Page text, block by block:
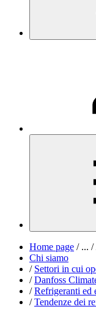
Home page /... /
Chi siamo
/ Settori in cui
/ Danfoss
/ Refrigeranti ed
/ Tendenze dei